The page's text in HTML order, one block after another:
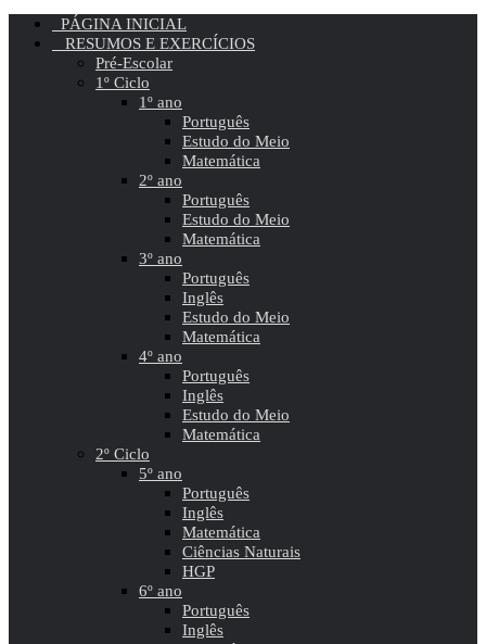
PÁGINA INICIAL
RESUMOS E EXERCÍCIOS
Pré-Escolar
1º Ciclo
1º ano
Português
Estudo do Meio
Matemática
2º ano
Português
Estudo do Meio
Matemática
3º ano
Português
Inglês
Estudo do Meio
Matemática
4º ano
Português
Inglês
Estudo do Meio
Matemática
2º Ciclo
5º ano
Português
Inglês
Matemática
Ciências Naturais
HGP
6º ano
Português
Inglês